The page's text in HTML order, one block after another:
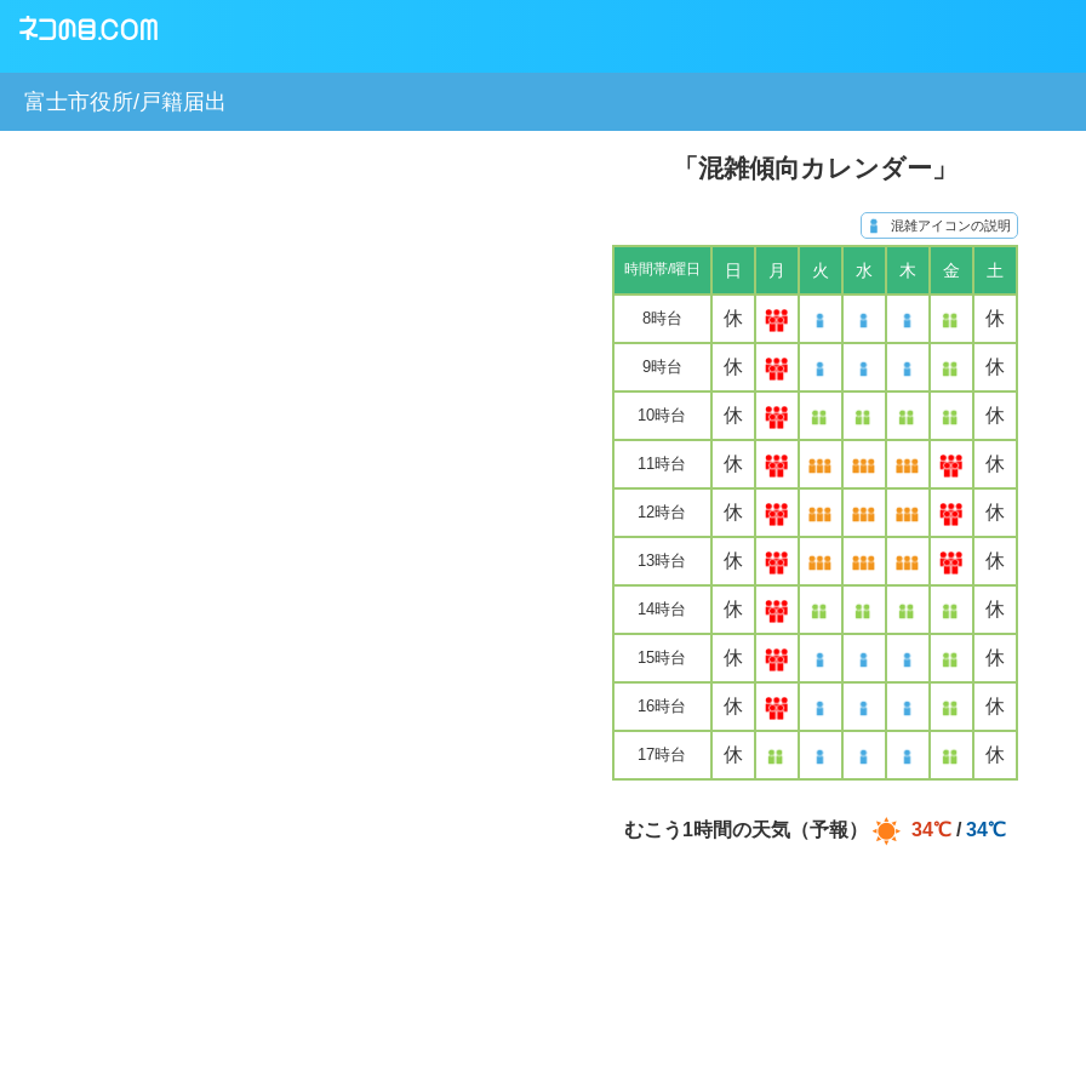
富士市役所/戸籍届出
「混雑傾向カレンダー」
混雑アイコンの説明
時間帯/曜日 日 月 火 水 木 金 土
8時台 休 休
9時台 休 休
10時台 休 休
11時台 休 休
12時台 休 休
13時台 休 休
14時台 休 休
15時台 休 休
16時台 休 休
17時台 休 休
むこう1時間の天気（予報） 34℃ /34℃